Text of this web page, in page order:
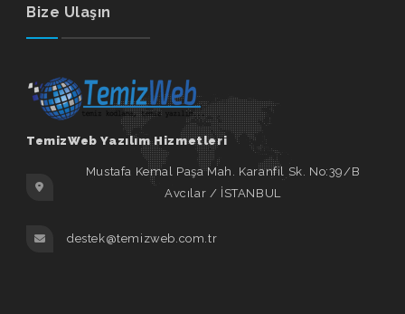
Bize Ulaşın
TemizWeb Yazılım Hizmetleri
Mustafa Kemal Paşa Mah. Karanfil Sk. No:39/B
Avcılar / İSTANBUL
destek@temizweb.com.tr